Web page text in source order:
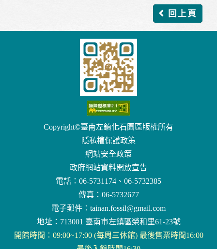
回上頁
Copyright©臺南左鎮化石園區版權所有
隱私權保護政策
網站安全政策
政府網站資料開放宣告
電話：06-5731174、06-5732385
傳真：06-5732677
電子郵件： tainan.fossil@gmail.com
地址：713001 臺南市左鎮區榮和里61-23號
開館時間：09:00~17:00 (每周三休館) 最後售票時間16:00